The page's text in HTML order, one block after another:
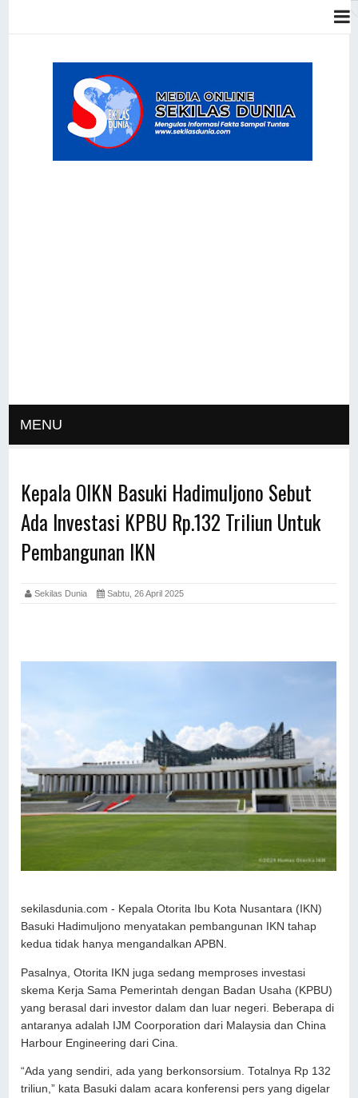
MENU
Kepala OIKN Basuki Hadimuljono Sebut
Ada Investasi KPBU Rp.132 Triliun Untuk
Pembangunan IKN
Sekilas Dunia Sabtu, 26 April 2025
sekilasdunia.com - Kepala Otorita Ibu Kota Nusantara (IKN)
Basuki Hadimuljono menyatakan pembangunan IKN tahap
kedua tidak hanya mengandalkan APBN.
Pasalnya, Otorita IKN juga sedang memproses investasi
skema Kerja Sama Pemerintah dengan Badan Usaha (KPBU)
yang berasal dari investor dalam dan luar negeri. Beberapa di
antaranya adalah IJM Coorporation dari Malaysia dan China
Harbour Engineering dari Cina.
“Ada yang sendiri, ada yang berkonsorsium. Totalnya Rp 132
triliun,” kata Basuki dalam acara konferensi pers yang digelar